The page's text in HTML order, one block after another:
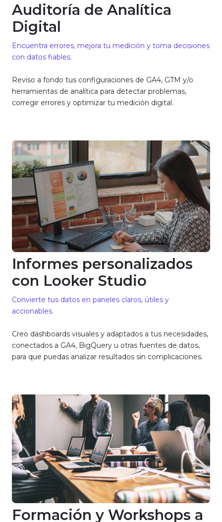
Auditoría de Analítica
Digital
Encuentra errores, mejora tu medición y toma decisiones
con datos fiables.
Reviso a fondo tus configuraciones de GA4, GTM y/o
herramientas de analítica para detectar problemas,
corregir errores y optimizar tu medición digital.
Informes personalizados
con Looker Studio
Convierte tus datos en paneles claros, útiles y
accionables.
Creo dashboards visuales y adaptados a tus necesidades,
conectados a GA4, BigQuery u otras fuentes de datos,
para que puedas analizar resultados sin complicaciones.
Formación y Workshops a